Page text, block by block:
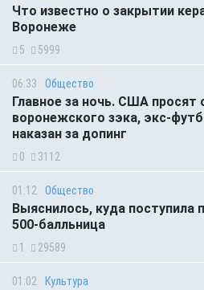
Что известно о закрытии
Воронеже
5 5999
06:33 Общество
Главное за ночь. CША просят
воронежского зэка, экс-
наказан за допинг
0 3112
01:12 Общество
Выяснилось, куда поступила
500-балльница
1 29589
01:02 Культура